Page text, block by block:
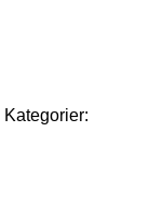
Kategorier: